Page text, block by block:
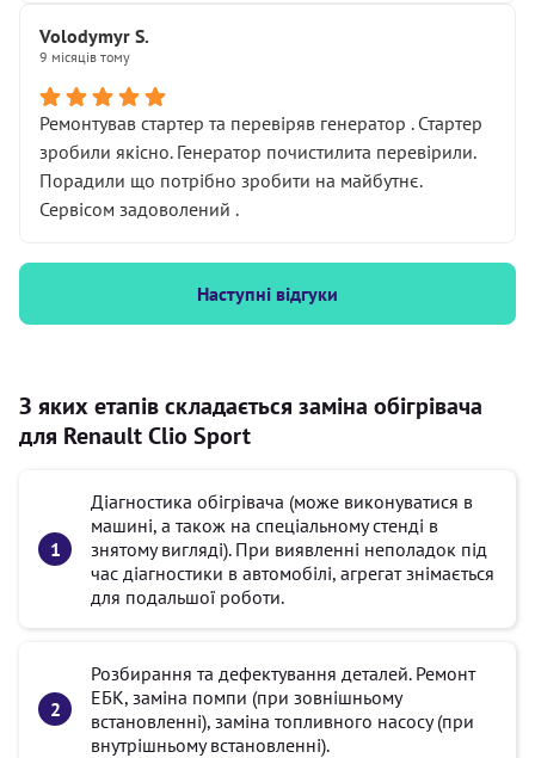
Volodymyr S.
9 місяців тому
Ремонтував стартер та перевіряв генератор . Стартер
зробили якісно. Генератор почистилита перевірили.
Порадили що потрібно зробити на майбутнє.
Сервісом задоволений .
Наступні відгуки
З яких етапів складається заміна обігрівача
для Renault Clio Sport
Діагностика обігрівача (може виконуватися в
машині, а також на спеціальному стенді в
знятому вигляді). При виявленні неполадок під
час діагностики в автомобілі, агрегат знімається
для подальшої роботи.
Розбирання та дефектування деталей. Ремонт
ЕБК, заміна помпи (при зовнішньому
встановленні), заміна топливного насосу (при
внутрішньому встановленні).